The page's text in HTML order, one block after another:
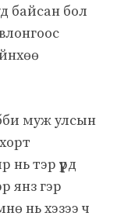
байсан бол
муж улсын
тэр үүрд
янз гэр
нь хэзээ ч